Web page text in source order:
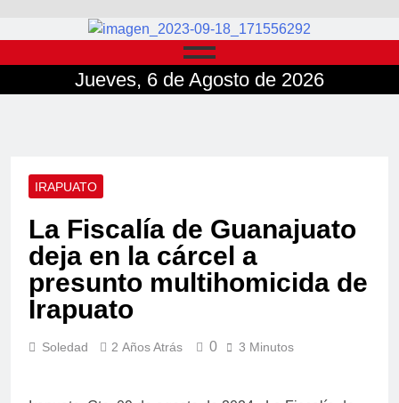
Jueves, 6 de Agosto de 2026
IRAPUATO
La Fiscalía de Guanajuato
deja en la cárcel a
presunto multihomicida de
Irapuato
Soledad 2 Años Atrás 0 3 Minutos